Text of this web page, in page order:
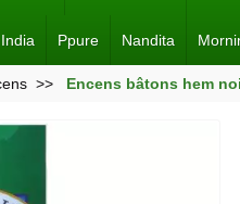
Ppure Nandita
Encens bâtons hem